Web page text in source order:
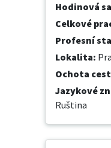
Hodinová
Celkové
Profesní
Lokalita:
Ochota
Jazykové
Ruština